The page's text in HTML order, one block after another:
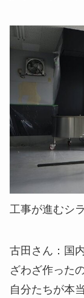
工事が進むシ
古田さん ：国
ざわざ作った
自分たちが本